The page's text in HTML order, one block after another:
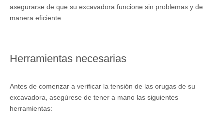
asegurarse de que su excavadora funcione sin problemas y de
manera eficiente.
Herramientas necesarias
Antes de comenzar a verificar la tensión de las orugas de su
excavadora, asegúrese de tener a mano las siguientes
herramientas: